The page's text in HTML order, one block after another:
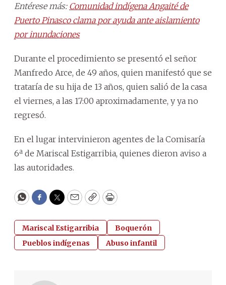
Entérese más: Comunidad indígena Angaité de
Puerto Pinasco clama por ayuda ante aislamiento
por inundaciones
Durante el procedimiento se presentó el señor
Manfredo Arce, de 49 años, quien manifestó que se
trataría de su hija de 13 años, quien salió de la casa
el viernes, a las 17:00 aproximadamente, y ya no
regresó.
En el lugar intervinieron agentes de la Comisaría
6ª de Mariscal Estigarribia, quienes dieron aviso a
las autoridades.
WhatsApp
Facebook
Twitter
EmailCopyPrint
Mariscal Estigarribia
Boquerón
Pueblos indígenas
Abuso infantil